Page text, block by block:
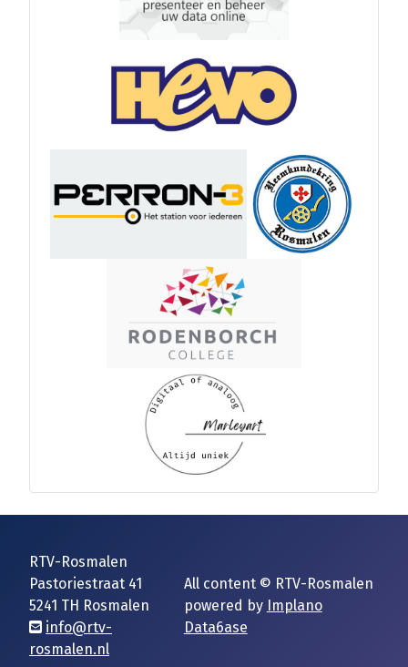
RTV-Rosmalen
Pastoriestraat 41
5241 TH Rosmalen
info@rtv-
rosmalen.nl
All content © RTV-Rosmalen
powered by Implano
Data6ase